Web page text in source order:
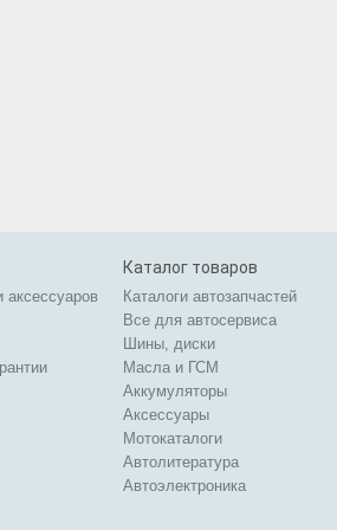
аксессуаров
Каталог товаров
Каталоги автозапчастей
Все для автосервиса
Шины, диски
Масла и ГСМ
Аккумуляторы
Аксессуары
Мотокаталоги
Автолитература
Автоэлектроника